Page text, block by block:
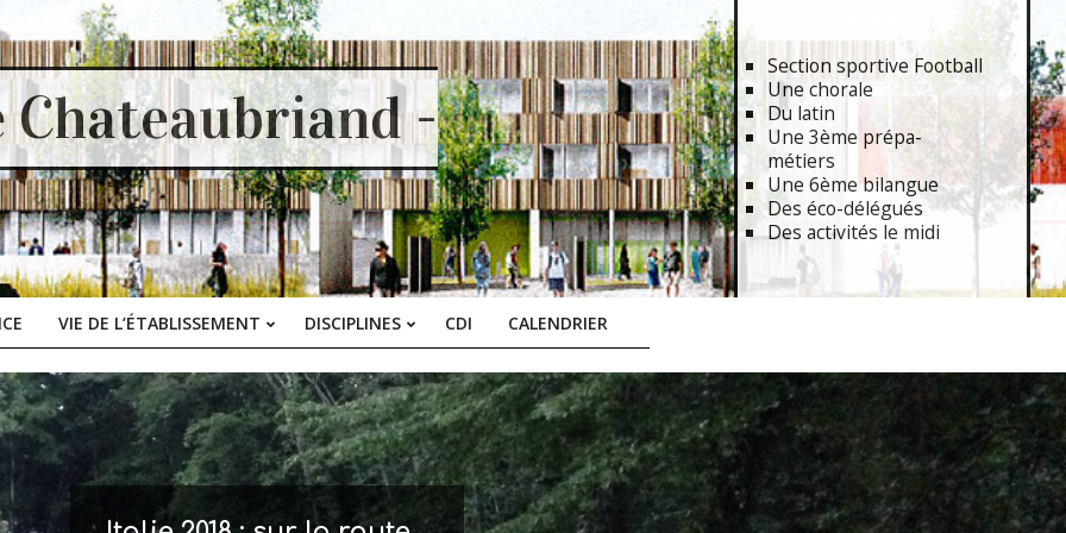
Chateaubriand -
Section sportive Football
Une chorale
Du latin
Une 3ème prépa-
métiers
Une 6ème bilangue
Des éco-délégués
Des activités le midi
Primary
Navigation
Menu
VIE DE L’ÉTABLISSEMENT DISCIPLINES CDI CALENDRIER